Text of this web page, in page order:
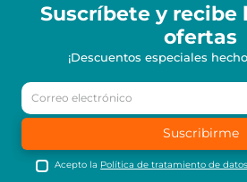
Suscríbete y recibe
ofertas
¡Descuentos especiales
Suscribirme
Acepto la Política de tratamiento de datos